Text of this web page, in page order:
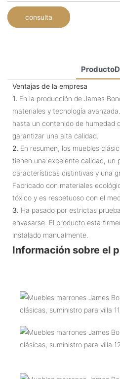
consulta
Ventajas de la empresa
1. En la producción de James
materiales y tecnología
hasta un contenido de humedad
garantizar una alta calidad.
2. En resumen, los muebles
tienen una excelente calidad, un
características distintivas y una
Fabricado con materiales
tóxico y es respetuoso con el
3. Ha pasado por estrictas
envasarse. El producto está
instalado manualmente.
Información sobre el